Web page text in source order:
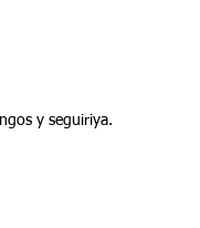
y seguiriya.